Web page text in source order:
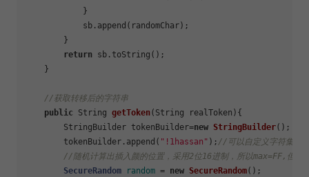
            }
            sb.append(randomChar);
        }
return sb.toString();
    }
//获取转移后的字符串
public String getToken(String realToken) {
        StringBuilder tokenBuilder=
new StringBuilder();
        tokenBuilder.append(
"!1hassan" ); //可以自定义字符集
//随机计算出插入颜的位置，采用2位16进制，所以max=FF,但是
SecureRandom
random = new SecureRandom();